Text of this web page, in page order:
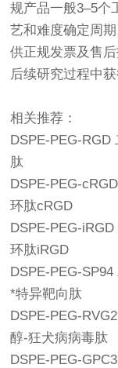
规产品一般3–5个
艺和难度确定周
供正规发票及售
后续研究过程中
相关推荐
DSPE-PEG-RGD
肽
DSPE-PEG-
环肽cRGD
DSPE-PEG-
环肽iRGD
DSPE-PEG-
*特异靶向肽
DSPE-PEG-
醇-狂犬病病毒肽
DSPE-PEG-